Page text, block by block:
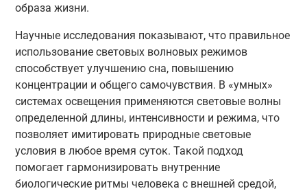
образа жизни.
Научные исследования показывают, что правильное
использование световых волновых режимов
способствует улучшению сна, повышению
концентрации и общего самочувствия. В «умных»
системах освещения применяются световые волны
определенной длины, интенсивности и режима, что
позволяет имитировать природные световые
условия в любое время суток. Такой подход
помогает гармонизировать внутренние
биологические ритмы человека с внешней средой,